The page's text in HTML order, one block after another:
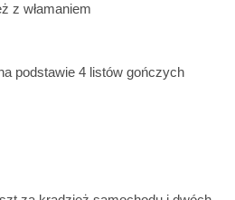
z włamaniem
podstawie 4 listów gończych